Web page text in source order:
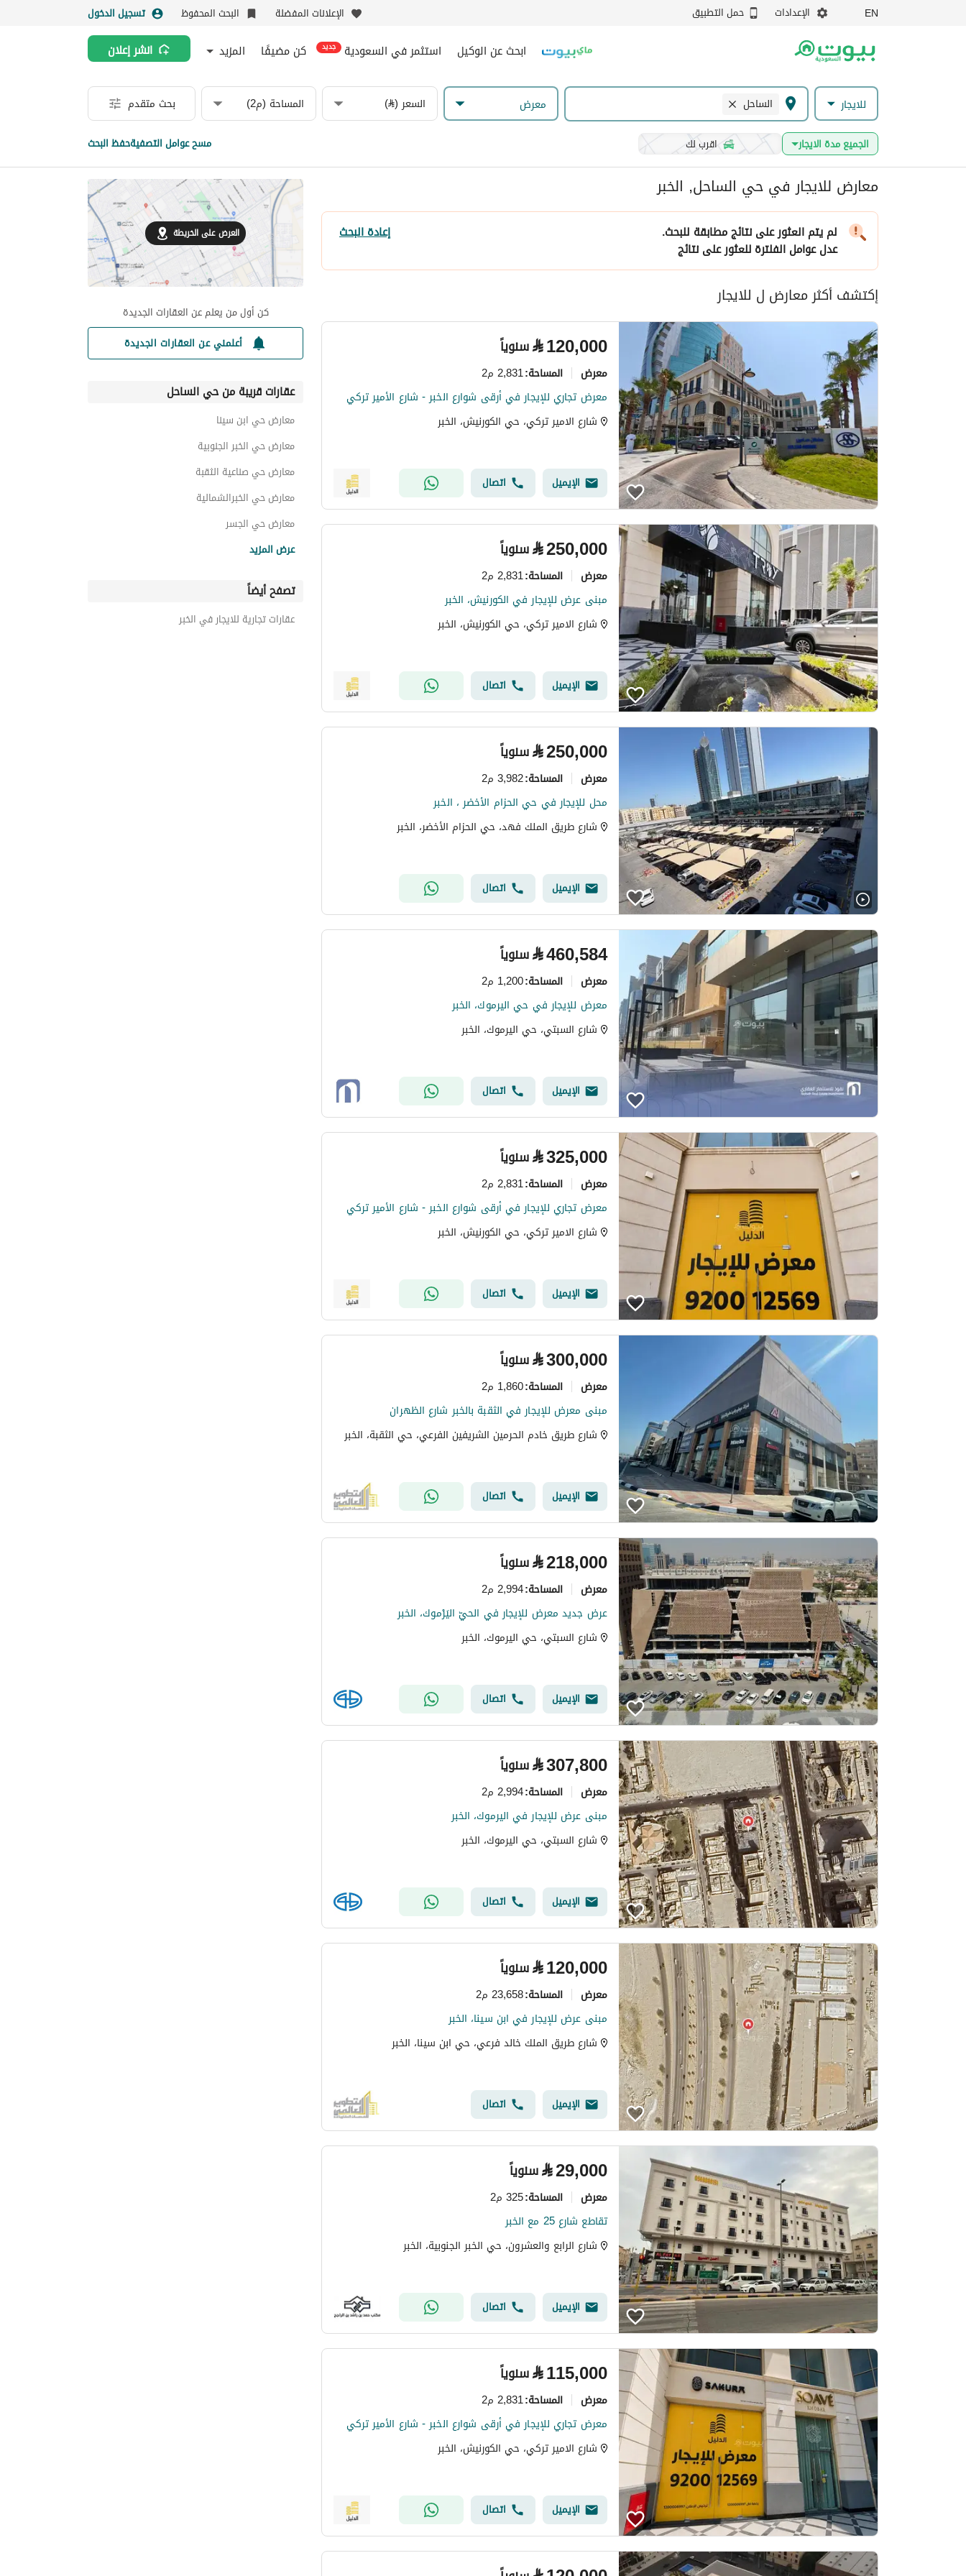
EN الإعدادات حمل التطبيق الإعلانات المفضلة البحث المحفوظ تسجيل الدخول
ابحث عن الوكيل استثمر في السعودية جديد كن مضيفًا المزيد انشر إعلان
للايجار الساحل معرض السعر (⃁) المساحة (م2) بحث متقدم
الجميع مدة الايجار اقرب لك مسح عوامل التصفيةحفظ البحث
معارض للايجار في حي الساحل, الخبر
لم يتم العثور على نتائج مطابقة للبحث. إعادة البحث
عدل عوامل الفلترةللعثور على نتائج
إكتشف أكثر معارض ل للايجار
⃁120,000 سنوياً
معرض المساحة:2,831 م2
معرض تجاري للإيجار في أرقى شوارع الخبر - شارع الأمير تركي
شارع الامير تركي، حي الكورنيش، الخبر
الإيميل اتصال
⃁250,000 سنوياً
معرض المساحة:2,831 م2
مبنى عرض للإيجار في الكورنيش، الخبر
شارع الامير تركي، حي الكورنيش، الخبر
الإيميل اتصال
⃁250,000 سنوياً
معرض المساحة:3,982 م2
محل للإيجار في حي الحزام الأخضر ، الخبر
شارع طريق الملك فهد، حي الحزام الأخضر، الخبر
الإيميل اتصال
⃁460,584 سنوياً
معرض المساحة:1,200 م2
معرض للإيجار في حي اليرموك، الخبر
شارع السبتي، حي اليرموك، الخبر
الإيميل اتصال
⃁325,000 سنوياً
معرض المساحة:2,831 م2
معرض تجاري للإيجار في أرقى شوارع الخبر - شارع الأمير تركي
شارع الامير تركي، حي الكورنيش، الخبر
الإيميل اتصال
⃁300,000 سنوياً
معرض المساحة:1,860 م2
مبنى معرض للإيجار في الثقبة بالخبر شارع الظهران
شارع طريق خادم الحرمين الشريفين الفرعي، حي الثقبة، الخبر
الإيميل اتصال
⃁218,000 سنوياً
معرض المساحة:2,994 م2
عرض جديد معرض للإيجار في الحيّ اليَرْموك، الخبر
شارع السبتي، حي اليرموك، الخبر
الإيميل اتصال
⃁307,800 سنوياً
معرض المساحة:2,994 م2
مبنى عرض للإيجار في اليرموك، الخبر
شارع السبتي، حي اليرموك، الخبر
الإيميل اتصال
⃁120,000 سنوياً
معرض المساحة:23,658 م2
مبنى عرض للإيجار في ابن سينا، الخبر
شارع طريق الملك خالد فرعي، حي ابن سينا، الخبر
الإيميل اتصال
⃁29,000 سنوياً
معرض المساحة:325 م2
تقاطع شارع 25 مع الخبر
شارع الرابع والعشرون، حي الخبر الجنوبية، الخبر
الإيميل اتصال
⃁115,000 سنوياً
معرض المساحة:2,831 م2
معرض تجاري للإيجار في أرقى شوارع الخبر - شارع الأمير تركي
شارع الامير تركي، حي الكورنيش، الخبر
الإيميل اتصال
العرض على الخريطة
كن أول من يعلم عن العقارات الجديدة
أعلمني عن العقارات الجديدة
عقارات قريبة من حي الساحل
معارض حي ابن سينا
معارض حي الخبر الجنوبية
معارض حي صناعية الثقبة
معارض حي الخبرالشمالية
معارض حي الجسر
معارض حي اليرموك
معارض حي العقربية
عرض المزيد
تصفح أيضاً
عقارات تجارية للايجار في الخبر